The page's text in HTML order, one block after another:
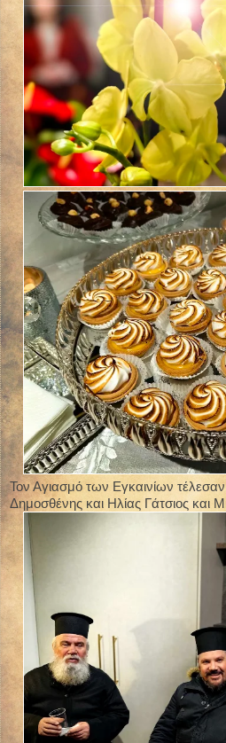
Τον Αγιασμό των Εγκαινίων τέλεσαν
Δημοσθένης και Ηλίας Γάτσιος και